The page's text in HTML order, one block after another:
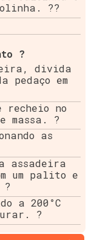
??
?
divida
pedaço em
recheio no
massa. ?
as
assadeira
um palito e
?
a 200°C
?